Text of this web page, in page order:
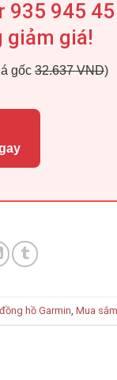
935 945
giảm giá!
gốc32.637 VND)
đồng hồ Garmin Mua sắm